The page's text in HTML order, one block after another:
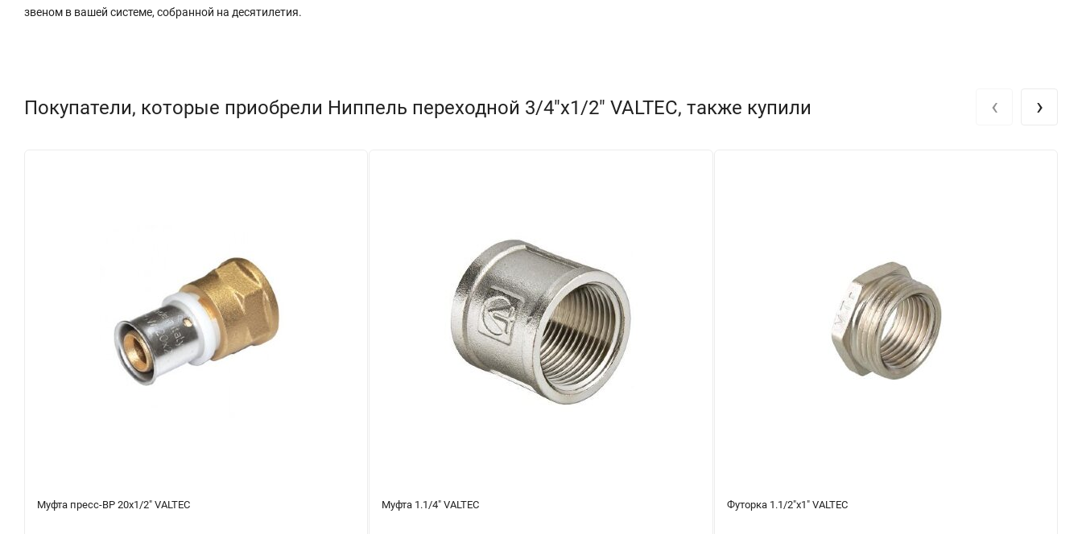
звеном в вашей системе, собранной на десятилетия.
Покупатели, которые приобрели Ниппель переходной 3/4"х1/2" VALTEC, также купили
Муфта пресс-ВР 20х1/2" VALTEC Муфта 1.1/4" VALTEC Футорка 1.1/2"х1" VALTEC
‹ ›